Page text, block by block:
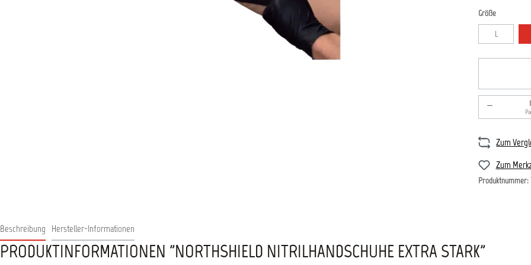
Größeauswählen
L
Produkt
Zum
Zum
Produktnummer:
Beschreibung Hersteller-Informationen
PRODUKTINFORMATIONEN "NORTHSHIELD NITRILHANDSCHUHE EXTRA STARK"